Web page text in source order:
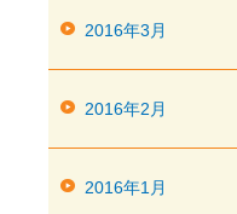
2016年3月
2016年2月
2016年1月